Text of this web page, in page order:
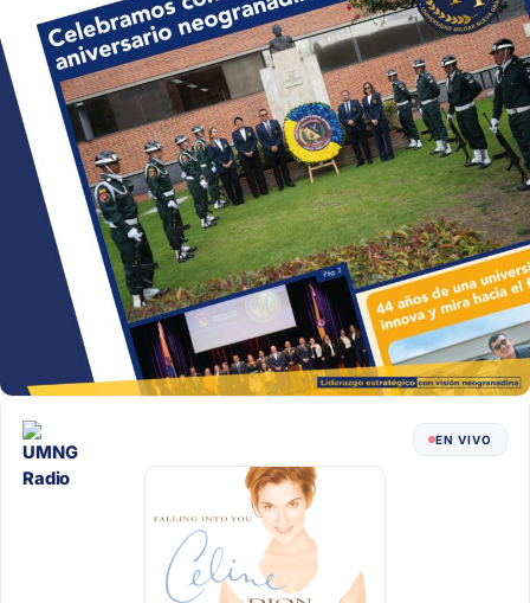
EN VIVO